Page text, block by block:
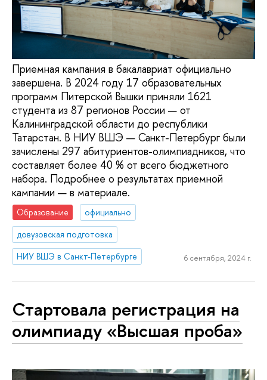
Приемная кампания в бакалавриат официально
завершена. В 2024 году 17 образовательных
программ Питерской Вышки приняли 1621
студента из 87 регионов России — от
Калининградской области до республики
Татарстан. В НИУ ВШЭ — Санкт-Петербург были
зачислены 297 абитуриентов-олимпиадников, что
составляет более 40 % от всего бюджетного
набора. Подробнее о результатах приемной
кампании — в материале.
Образование
официально
довузовская подготовка
НИУ ВШЭ в Санкт-Петербурге
6 сентября, 2024 г.
Стартовала регистрация на
олимпиаду «Высшая проба»